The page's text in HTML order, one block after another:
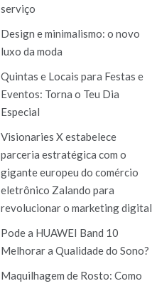
serviço
Design e minimalismo: o novo
luxo da moda
Quintas e Locais para Festas e
Eventos: Torna o Teu Dia
Especial
Visionaries X estabelece
parceria estratégica com o
gigante europeu do comércio
eletrônico Zalando para
revolucionar o marketing digital
Pode a HUAWEI Band 10
Melhorar a Qualidade do Sono?
Maquilhagem de Rosto: Como